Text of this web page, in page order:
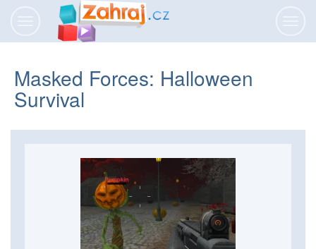
Masked Forces: Halloween
Survival